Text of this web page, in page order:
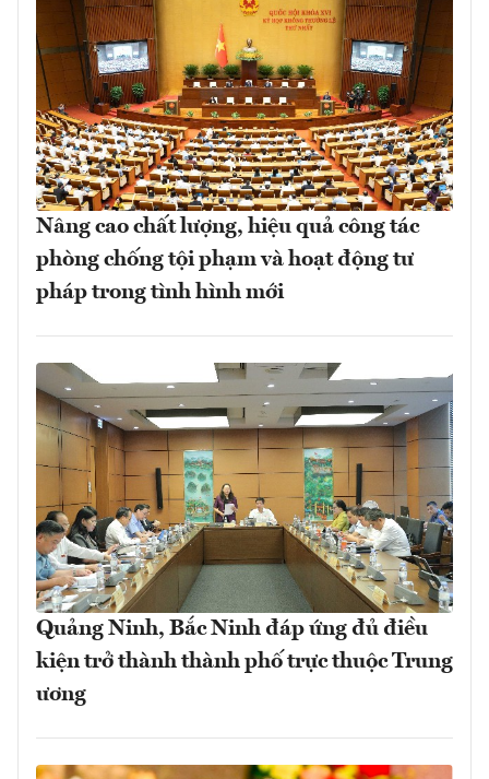
Nâng cao chất lượng, hiệu quả công tác
phòng chống tội phạm và hoạt động tư
pháp trong tình hình mới
Quảng Ninh, Bắc Ninh đáp ứng đủ điều
kiện trở thành thành phố trực thuộc Trung
ương